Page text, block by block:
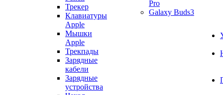
Трекер
Клавиатуры
Apple
Мышки
Apple
Трекпады
Зарядные
кабели
Зарядные
устройства
Pro
Galaxy Buds3